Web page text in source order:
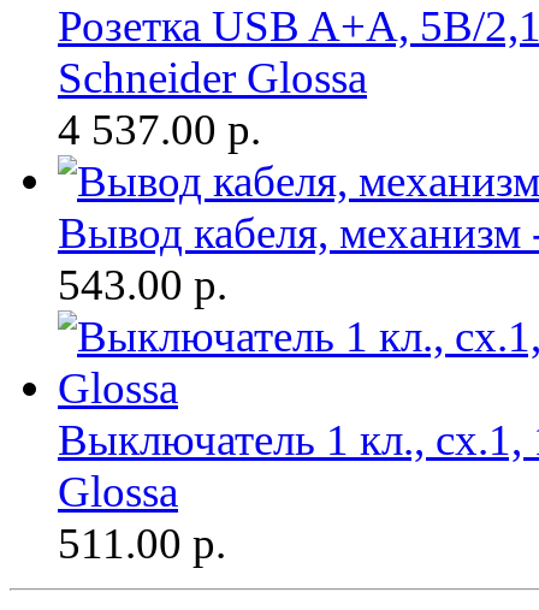
Розетка USB A+A, 5В/
Schneider Glossa
4 537.00 р.
Вывод кабеля, механизм
543.00 р.
Выключатель 1 кл., сх.1,
Glossa
511.00 р.